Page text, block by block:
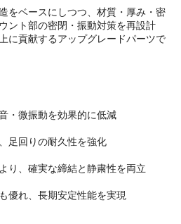
をベースにしつつ、材質・厚み・密
ント部の密閉・振動対策を再設計
に貢献するアップグレードパーツで
・微振動を効果的に低減
足回りの耐久性を強化
り、確実な締結と静粛性を両立
優れ、長期安定性能を実現